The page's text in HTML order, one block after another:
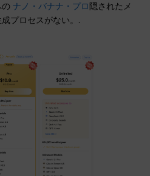
のナノ・バナナ・プロ隠されたメ
プロセスがない。.